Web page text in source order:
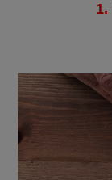
1.